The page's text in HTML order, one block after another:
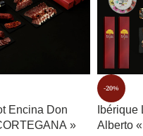
Encina Don
»
-20%
Alberto